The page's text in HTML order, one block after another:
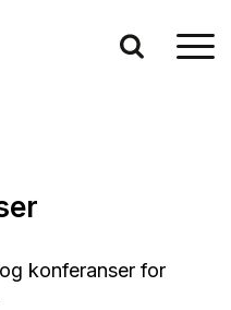
konferanser for